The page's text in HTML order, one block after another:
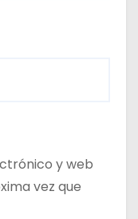
y web
vez que